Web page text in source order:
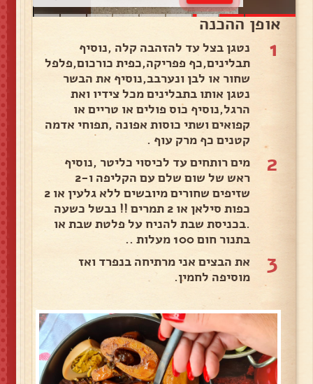
אופן ההכנה
1
נטגן בצל עד להזהבה קלה ,נוסיף
תבלינים,כף פפריקה,כפית כורכום,פלפל
שחור או לבן ונערבב,נוסיף את הבשר
נטגן אותו בתבלינים מכל צידיו ואת
הרגל,נוסיף כוס פולים או טריים או
קפואים ושתי כוסות אפונה ,תפוחי אדמה
קטנים כף מרק עוף .
2
מים רותחים עד לכיסוי כליטר ,נוסיף
ראש של שום שלם עם הקליפה ו-2
שזיפים שחורים מיובשים ללא גלעין או 2
כפות סילאן או 2 תמרים !! נבשל כשעה
.בכניסת שבת להניח על פלטת שבת או
בתנור חום 100 מעלות ..
3
את הבצים אני מרתיחה בנפרד ואז
מוסיפה לחמין.